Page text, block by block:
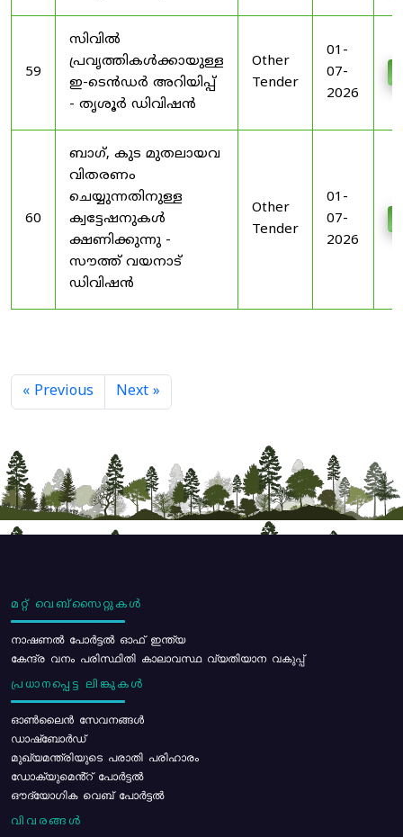
59
സിവിൽ
പ്രവൃത്തികൾക്കായുള്ള
ഇ-ടെൻഡർ അറിയിപ്പ്
- തൃശൂർ ഡിവിഷൻ
Other
Tender
01-
07-
2026
60
ബാഗ്, കുട മുതലായവ
വിതരണം
ചെയ്യുന്നതിനുള്ള
ക്വട്ടേഷനുകൾ
ക്ഷണിക്കുന്നു -
സൗത്ത് വയനാട്
ഡിവിഷൻ
Other
Tender
01-
07-
2026
« Previous Next »
മറ്റ് വെബ്സൈറ്റുകൾ
നാഷണൽ പോർട്ടൽ ഓഫ് ഇന്ത്യ
കേന്ദ്ര വനം പരിസ്ഥിതി കാലാവസ്ഥ വ്യതിയാന വകുപ്പ്
പ്രധാനപ്പെട്ട ലിങ്കുകൾ
ഓൺലൈൻ സേവനങ്ങൾ
ഡാഷ്ബോർഡ്
മുഖ്യമന്ത്രിയുടെ പരാതി പരിഹാരം
ഡോക്യുമെൻ്റ് പോർട്ടൽ
ഔദ്യോഗിക വെബ് പോർട്ടൽ
വിവരങ്ങൾ